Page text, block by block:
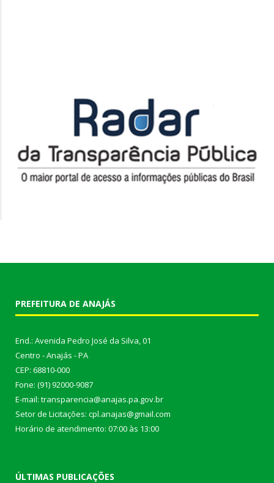
PREFEITURA DE ANAJÁS
End.: Avenida Pedro José da Silva, 01
Centro - Anajás - PA
CEP: 68810-000
Fone: (91) 92000-9087
E-mail: transparencia@anajas.pa.gov.br
Setor de Licitações: cpl.anajas@gmail.com
Horário de atendimento: 07:00 às 13:00
ÚLTIMAS PUBLICAÇÕES